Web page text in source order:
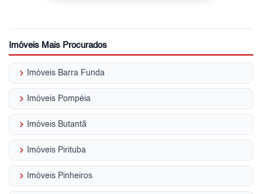
Imóveis Mais Procurados
keyboard_arrow_right Imóveis Barra Funda
keyboard_arrow_right Imóveis Pompéia
keyboard_arrow_right Imóveis Butantã
keyboard_arrow_right Imóveis Pirituba
keyboard_arrow_right Imóveis Pinheiros